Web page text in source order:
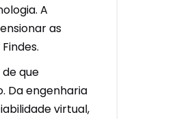
A
as
que
Da engenharia
virtual,